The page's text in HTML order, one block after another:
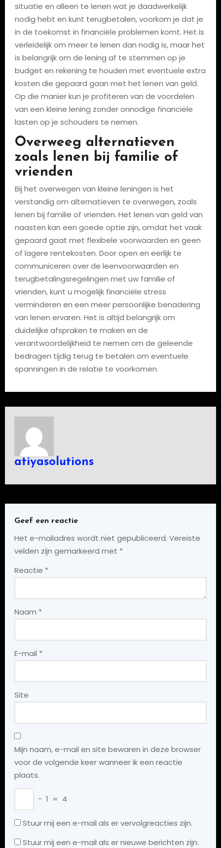
situatie en alleen te lenen wat je daadwerkelijk
nodig hebt en kunt terugbetalen, voorkom je dat je
in de toekomst in financiële problemen komt. Het is
verleidelijk om meer te lenen dan nodig is, maar het
is belangrijk om de lening af te stemmen op je
budget en rekening te houden met eventuele extra
kosten die gepaard gaan met het lenen van geld.
Op die manier kun je profiteren van de voordelen
van een kleine lening zonder onnodige financiële
lasten op je schouders te nemen.
Overweeg alternatieven
zoals lenen bij familie of
vrienden
Bij het overwegen van kleine leningen is het
verstandig om alternatieven te overwegen, zoals
lenen bij familie of vrienden. Het lenen van geld van
naasten kan een goede optie zijn, omdat het vaak
gepaard gaat met flexibele voorwaarden en geen
of lagere rentekosten. Door open en eerlijk te
communiceren over de leenvoorwaarden en
terugbetalingsregelingen met uw familie of
vrienden, kunt u mogelijk financiële stress
verminderen en een meer persoonlijke benadering
van lenen ervaren. Het is altijd belangrijk om
duidelijke afspraken te maken en de
verantwoordelijkheid te nemen om de geleende
bedragen tijdig terug te betalen om eventuele
spanningen in de relatie te voorkomen.
atiyasolutions
Geef een reactie
Het e-mailadres wordt niet gepubliceerd. Vereiste
velden zijn gemarkeerd met *
Reactie *
Naam *
E-mail *
Site
Mijn naam, e-mail en site bewaren in deze browser
voor de volgende keer wanneer ik een reactie
plaats.
− 1 = 4
Stuur mij een e-mail als er vervolgreacties zijn.
Stuur mij een e-mail als er nieuwe berichten zijn.